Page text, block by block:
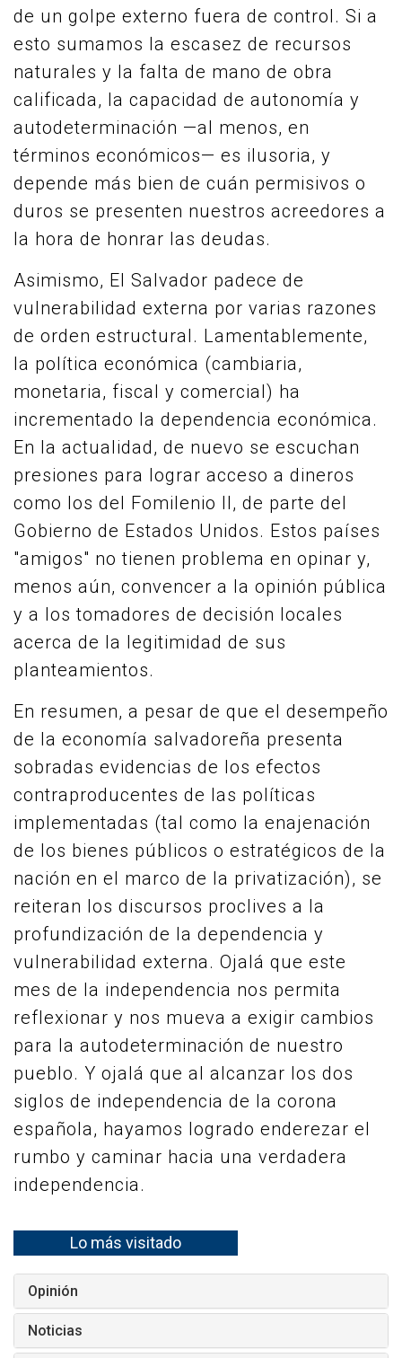
de un golpe externo fuera de control. Si a
esto sumamos la escasez de recursos
naturales y la falta de mano de obra
calificada, la capacidad de autonomía y
autodeterminación —al menos, en
términos económicos— es ilusoria, y
depende más bien de cuán permisivos o
duros se presenten nuestros acreedores a
la hora de honrar las deudas.
Asimismo, El Salvador padece de
vulnerabilidad externa por varias razones
de orden estructural. Lamentablemente,
la política económica (cambiaria,
monetaria, fiscal y comercial) ha
incrementado la dependencia económica.
En la actualidad, de nuevo se escuchan
presiones para lograr acceso a dineros
como los del Fomilenio II, de parte del
Gobierno de Estados Unidos. Estos países
"amigos" no tienen problema en opinar y,
menos aún, convencer a la opinión pública
y a los tomadores de decisión locales
acerca de la legitimidad de sus
planteamientos.
En resumen, a pesar de que el desempeño
de la economía salvadoreña presenta
sobradas evidencias de los efectos
contraproducentes de las políticas
implementadas (tal como la enajenación
de los bienes públicos o estratégicos de la
nación en el marco de la privatización), se
reiteran los discursos proclives a la
profundización de la dependencia y
vulnerabilidad externa. Ojalá que este
mes de la independencia nos permita
reflexionar y nos mueva a exigir cambios
para la autodeterminación de nuestro
pueblo. Y ojalá que al alcanzar los dos
siglos de independencia de la corona
española, hayamos logrado enderezar el
rumbo y caminar hacia una verdadera
independencia.
Lo más visitado
Opinión
Noticias